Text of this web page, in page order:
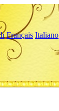
Français Italiano